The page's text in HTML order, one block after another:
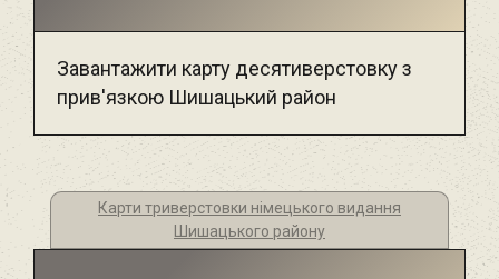
Завантажити карту десятиверстовку з
прив'язкою Шишацький район
Карти триверстовки німецького видання
Шишацького району